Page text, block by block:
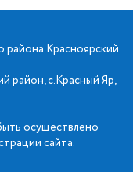
Красноярский
район, с.Красный Яр,
осуществлено
сайта.